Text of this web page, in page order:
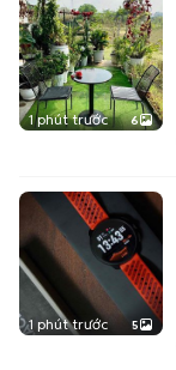
1 phút trước 6
1 phút trước 5